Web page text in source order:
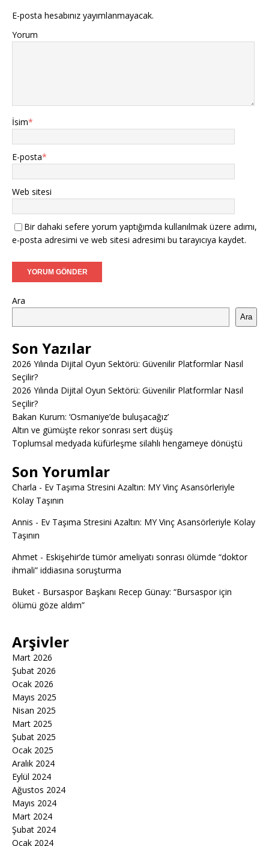
E-posta hesabınız yayımlanmayacak.
Yorum
İsim*
E-posta*
Web sitesi
Bir dahaki sefere yorum yaptığımda kullanılmak üzere adımı,
e-posta adresimi ve web sitesi adresimi bu tarayıcıya kaydet.
Ara
Ara
Son Yazılar
2026 Yılında Dijital Oyun Sektörü: Güvenilir Platformlar Nasıl
Seçilir?
2026 Yılında Dijital Oyun Sektörü: Güvenilir Platformlar Nasıl
Seçilir?
Bakan Kurum: ‘Osmaniye’de buluşacağız’
Altın ve gümüşte rekor sonrası sert düşüş
Toplumsal medyada küfürleşme silahlı hengameye dönüştü
Son Yorumlar
Charla - Ev Taşıma Stresini Azaltın: MY Vinç Asansörleriyle
Kolay Taşının
Annis - Ev Taşıma Stresini Azaltın: MY Vinç Asansörleriyle Kolay
Taşının
Ahmet - Eskişehir’de tümör ameliyatı sonrası ölümde “doktor
ihmali” iddiasına soruşturma
Buket - Bursaspor Başkanı Recep Günay: “Bursaspor için
ölümü göze aldım”
Arşivler
Mart 2026
Şubat 2026
Ocak 2026
Mayıs 2025
Nisan 2025
Mart 2025
Şubat 2025
Ocak 2025
Aralık 2024
Eylül 2024
Ağustos 2024
Mayıs 2024
Mart 2024
Şubat 2024
Ocak 2024